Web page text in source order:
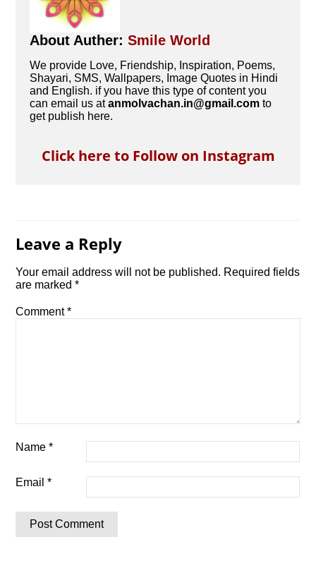
About Auther:Smile World
We provide Love, Friendship, Inspiration, Poems,
Shayari, SMS, Wallpapers, Image Quotes in Hindi
and English. if you have this type of content you
can email us atanmolvachan.in@gmail.com to
get publish here.
Click here to Follow on Instagram
Leave a Reply
Your email address will not be published. Required fields
are marked*
Comment*
Name*
Email*